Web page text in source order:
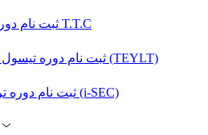
ثبت نام دوره تربیت مدرس T.T.C
ثبت نام دوره تیسول کودک و نوجوان (TEYLT)
ثبت نام دوره تربیت سوپروایزر (i-SEC)